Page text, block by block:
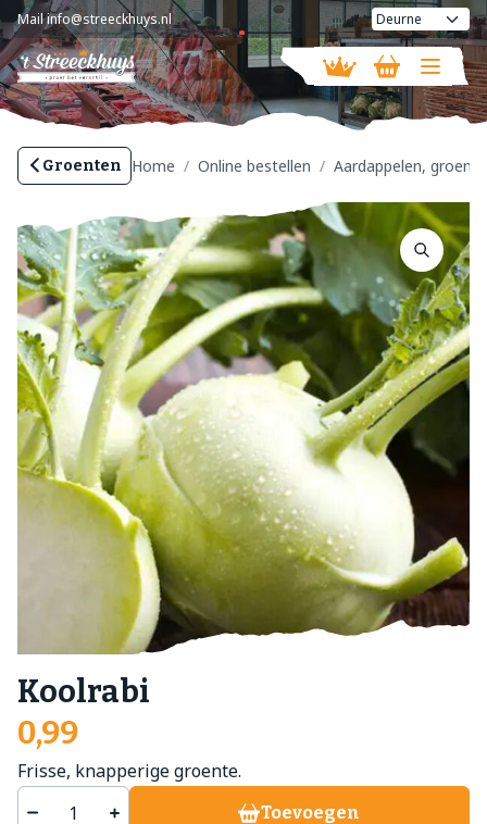
Mailinfo@streeckhuys.nl
Vandaag geopend van10:00 - 18:00
Groenten Home Online bestellen Aardappelen,
Koolrabi
0,99
Frisse, knapperige groente.
Toevoegen